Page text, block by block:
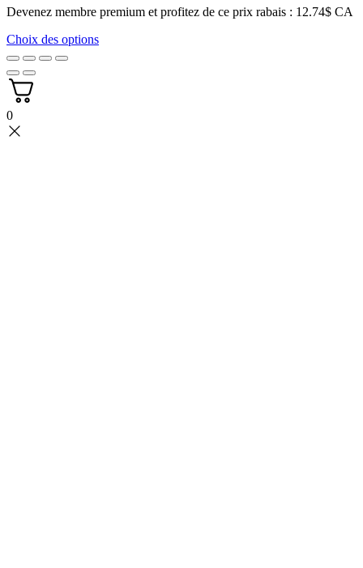
prix :
Devenez membre premium et profitez de ce prix rabais : 12.74$ CA
Choix des options
0